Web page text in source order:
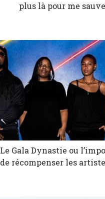
plus là pour me
Le Gala Dynastie ou
de récompenser les